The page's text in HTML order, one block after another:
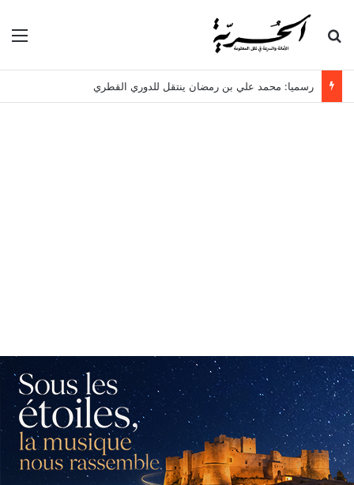
بحث عن
رسميا: محمد علي بن رمضان ينتقل للدوري القطري